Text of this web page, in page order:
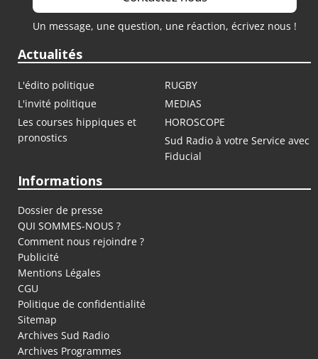
Un message, une question, une réaction, écrivez nous !
Actualités
L'édito politique
RUGBY
L'invité politique
MEDIAS
Les courses hippiques et
pronostics
HOROSCOPE
Sud Radio à votre Service avec
Fiducial
Informations
Dossier de presse
QUI SOMMES-NOUS ?
Comment nous rejoindre ?
Publicité
Mentions Légales
CGU
Politique de confidentialité
Sitemap
Archives Sud Radio
Archives Programmes